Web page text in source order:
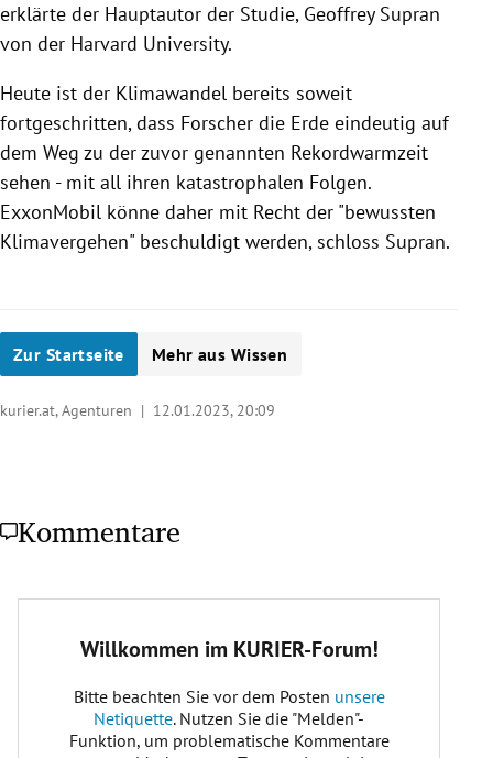
erklärte der Hauptautor der Studie, Geoffrey Supran
von der Harvard University.
Heute ist der Klimawandel bereits soweit
fortgeschritten, dass Forscher die Erde eindeutig auf
dem Weg zu der zuvor genannten Rekordwarmzeit
sehen - mit all ihren katastrophalen Folgen.
ExxonMobil könne daher mit Recht der "bewussten
Klimavergehen" beschuldigt werden, schloss Supran.
Zur Startseite Mehr aus Wissen
kurier.at, Agenturen | 12.01.2023, 20:09
Kommentare